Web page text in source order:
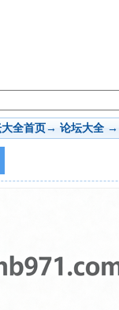
全首页→ 论坛大全 →